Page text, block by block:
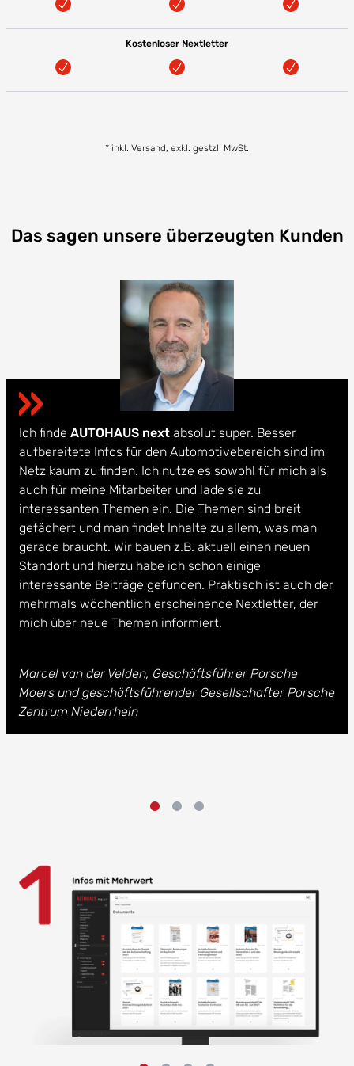
Kostenloser Nextletter
* inkl. Versand, exkl. gestzl. MwSt.
Das sagen unsere überzeugten Kunden
Ich finde AUTOHAUS next absolut super. Besser
aufbereitete Infos für den Automotivebereich sind im
Netz kaum zu finden. Ich nutze es sowohl für mich als
auch für meine Mitarbeiter und lade sie zu
interessanten Themen ein. Die Themen sind breit
gefächert und man findet Inhalte zu allem, was man
gerade braucht. Wir bauen z.B. aktuell einen neuen
Standort und hierzu habe ich schon einige
interessante Beiträge gefunden. Praktisch ist auch der
mehrmals wöchentlich erscheinende Nextletter, der
mich über neue Themen informiert.
Marcel van der Velden, Geschäftsführer Porsche
Moers und geschäftsführender Gesellschafter Porsche
Zentrum Niederrhein